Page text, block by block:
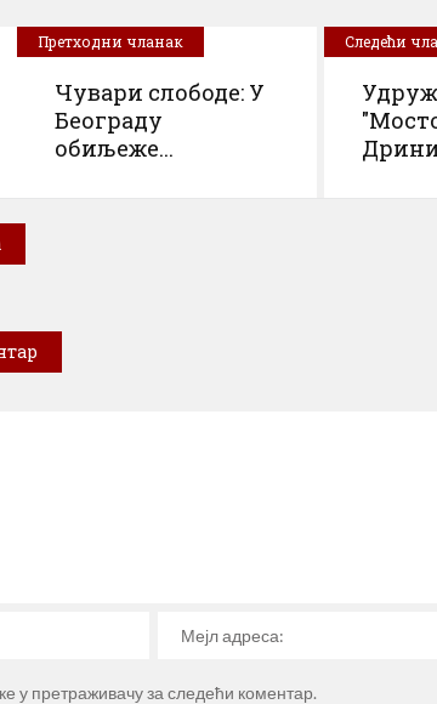
Претходни чланак
Чувари слободе: У
Београду
обиљеже...
Следећи
у претраживачу за следећи коментар.